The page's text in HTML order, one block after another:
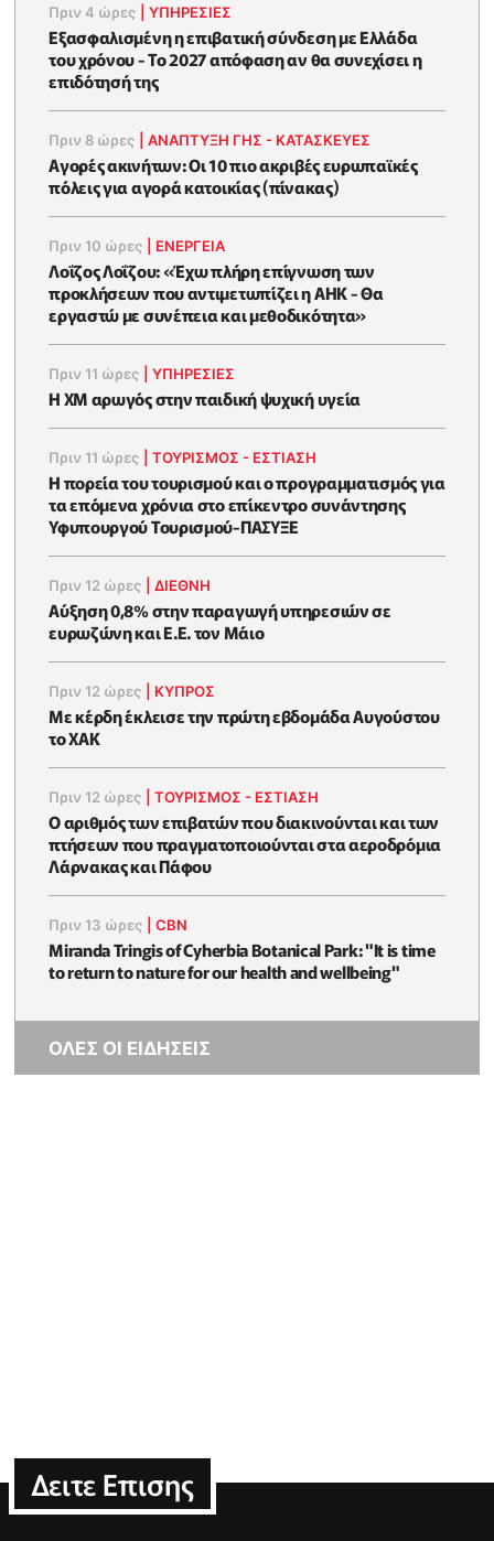
Πριν 4 ώρες |ΥΠΗΡΕΣΙΕΣ
Εξασφαλισμένη η επιβατική σύνδεση με Ελλάδα
του χρόνου - Το 2027 απόφαση αν θα συνεχίσει η
επιδότησή της
Πριν 8 ώρες |ΑΝΑΠΤΥΞΗ ΓΗΣ - ΚΑΤΑΣΚΕΥΕΣ
Αγορές ακινήτων: Οι 10 πιο ακριβές ευρωπαϊκές
πόλεις για αγορά κατοικίας (πίνακας)
Πριν 10 ώρες ΕΝΈΡΓΕΙΑ
Λοΐζος Λοΐζου: «Έχω πλήρη επίγνωση των
προκλήσεων που αντιμετωπίζει η ΑΗΚ - Θα
εργαστώ με συνέπεια και μεθοδικότητα»
Πριν 11 ώρες |ΥΠΗΡΕΣΙΕΣ
Η XM αρωγός στην παιδική ψυχική υγεία
Πριν 11 ώρες |ΤΟΥΡΙΣΜΟΣ - ΕΣΤΙΑΣΗ
Η πορεία του τουρισμού και ο προγραμματισμός για
τα επόμενα χρόνια στο επίκεντρο συνάντησης
Υφυπουργού Τουρισμού-ΠΑΣΥΞΕ
Πριν 12 ώρες |ΔΙΕΘΝΗ
Αύξηση 0,8% στην παραγωγή υπηρεσιών σε
ευρωζώνη και Ε.Ε. τον Μάιο
Πριν 12 ώρες ΚΥΠΡΟΣ
Με κέρδη έκλεισε την πρώτη εβδομάδα Αυγούστου
το ΧΑΚ
Πριν 12 ώρες |ΤΟΥΡΙΣΜΟΣ - ΕΣΤΙΑΣΗ
Ο αριθμός των επιβατών που διακινούνται και των
πτήσεων που πραγματοποιούνται στα αεροδρόμια
Λάρνακας και Πάφου
Πριν 13 ώρες |CBN
Miranda Tringis of Cyherbia Botanical Park: "It is time
to return to nature for our health and wellbeing"
ΟΛΕΣ ΟΙ ΕΙΔΗΣΕΙΣ
Δειτε Επισης